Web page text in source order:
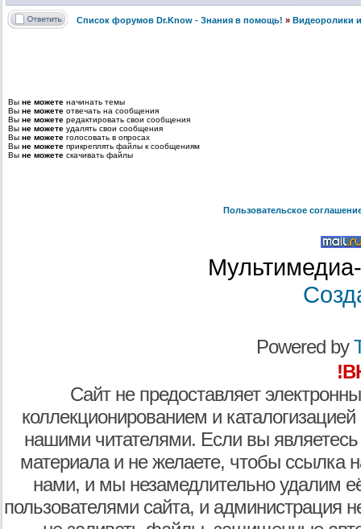
Список форумов Dr.Know - Знания в помощь! » Видеоролики
Вы не можете начинать темы
Вы не можете отвечать на сообщения
Вы не можете редактировать свои сообщения
Вы не можете удалять свои сообщения
Вы не можете голосовать в опросах
Вы не можете прикреплять файлы к сообщениям
Вы не можете скачивать файлы
Пользовательское
Powered by
Сайт не предоставляет
коллекционированием и
нашими читателями. Если вы являетесь
материала и не желаете, чтобы ссылка
нами, и мы незамедлительно удалим
пользователями сайта, и администрация